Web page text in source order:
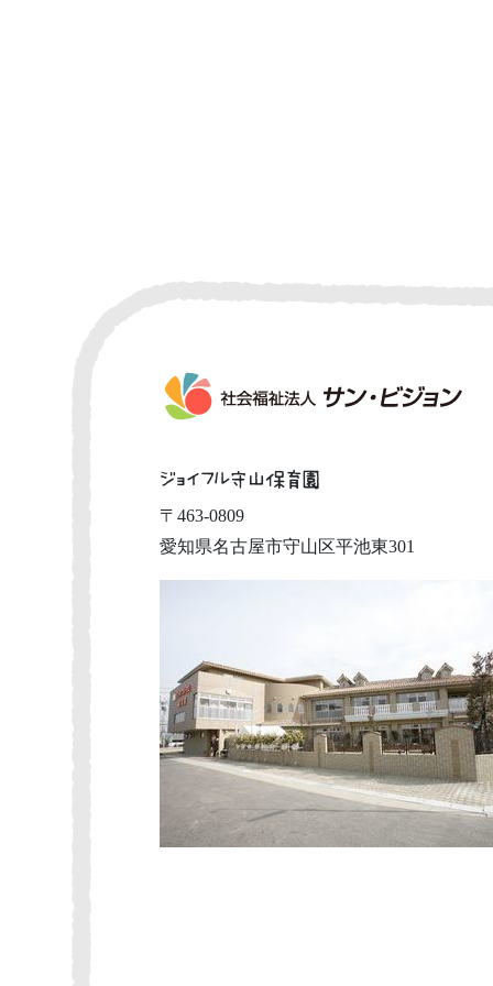
ジョイフル守山保育園
〒463-0809
愛知県名古屋市守山区平池東301